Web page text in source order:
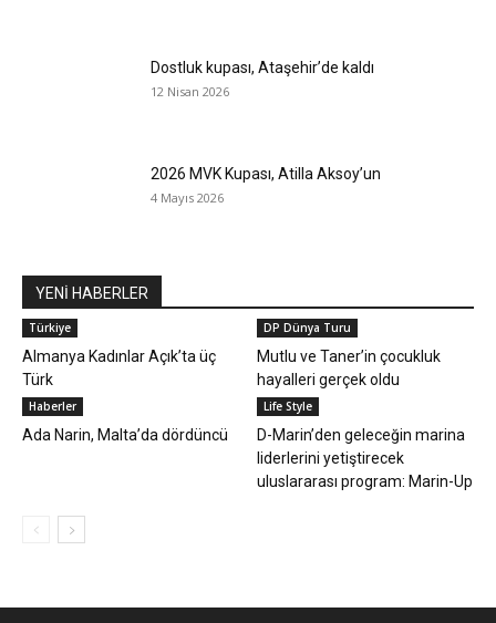
Dostluk kupası, Ataşehir’de kaldı
12 Nisan 2026
2026 MVK Kupası, Atilla Aksoy’un
4 Mayıs 2026
YENİ HABERLER
Türkiye
Almanya Kadınlar Açık’ta üç
Türk
DP Dünya Turu
Mutlu ve Taner’in çocukluk
hayalleri gerçek oldu
Haberler
Ada Narin, Malta’da dördüncü
Life Style
D-Marin’den geleceğin marina
liderlerini yetiştirecek
uluslararası program: Marin-Up